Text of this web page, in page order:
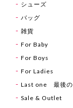
シューズ
バッグ
雑貨
For Baby
For Boys
For Ladies
Last one 最後の
Sale & Outlet